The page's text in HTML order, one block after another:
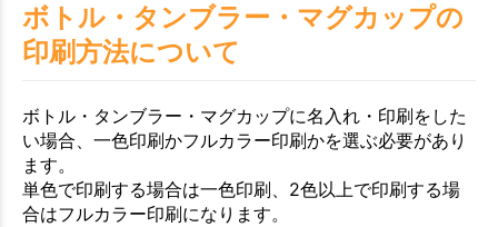
ボトル・タンブラー・マグカップの
印刷方法について
ボトル・タンブラー・マグカップに名入れ・印刷をした
い場合、一色印刷かフルカラー印刷かを選ぶ必要があり
ます。
単色で印刷する場合は一色印刷、2色以上で印刷する場
合はフルカラー印刷になります。